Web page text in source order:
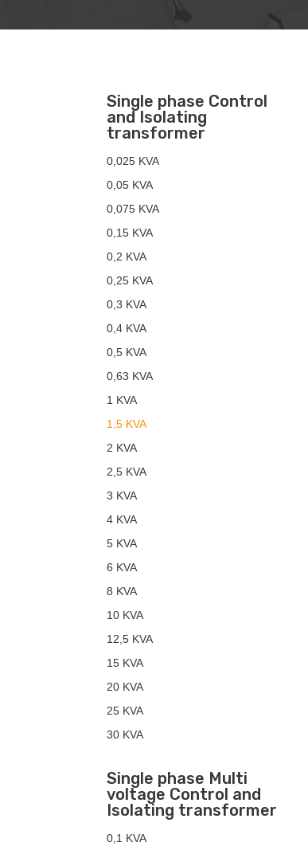
Single phase Control
and Isolating
transformer
0,025 KVA
0,05 KVA
0,075 KVA
0,15 KVA
0,2 KVA
0,25 KVA
0,3 KVA
0,4 KVA
0,5 KVA
0,63 KVA
1 KVA
1,5 KVA
2 KVA
2,5 KVA
3 KVA
4 KVA
5 KVA
6 KVA
8 KVA
10 KVA
12,5 KVA
15 KVA
20 KVA
25 KVA
30 KVA
Single phase Multi
voltage Control and
Isolating transformer
0,1 KVA